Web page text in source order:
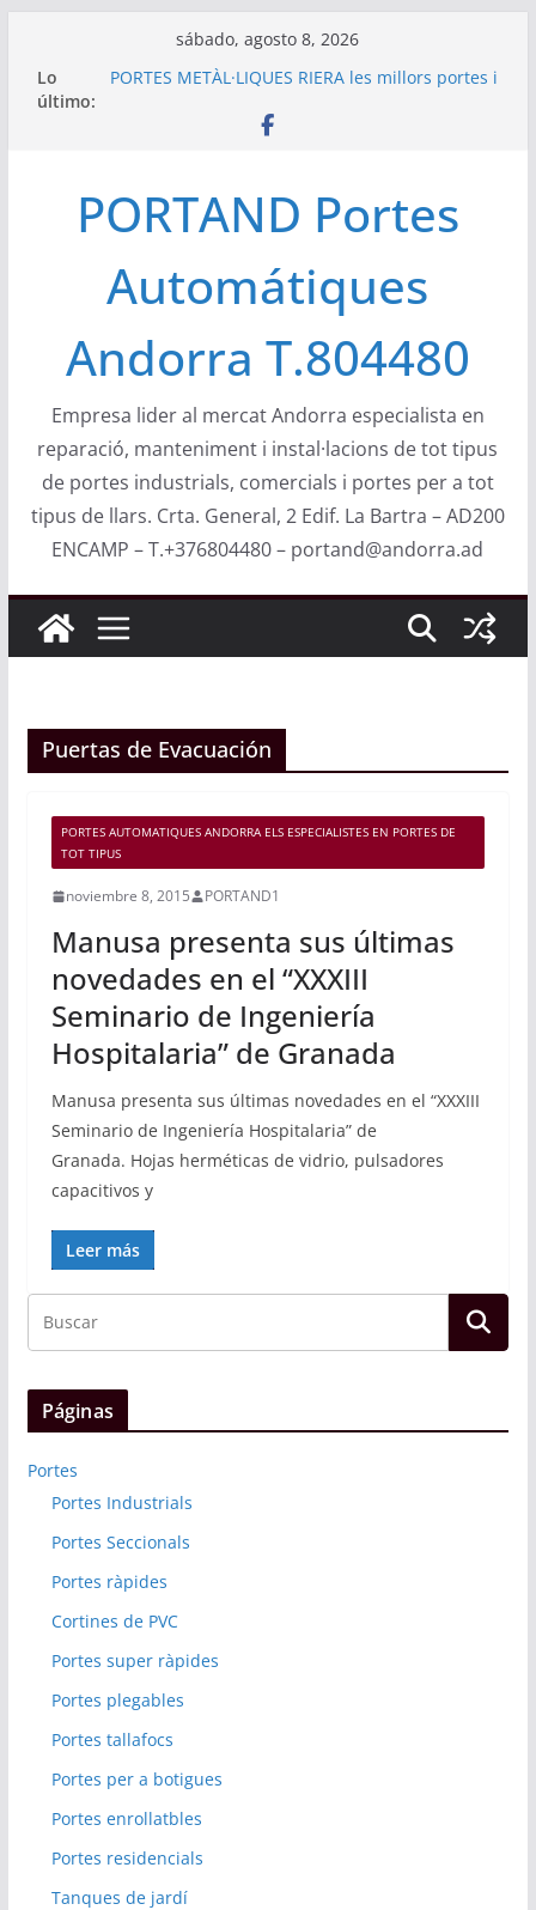
contenido
sábado, agosto 8, 2026
Lo
último:
PORTES METÀL·LIQUES RIERA les millors portes i
Portand portes industrials Àngel Mir a Andorra
apilables verticales de uso industrial
configurable, con poca ocupación de espacio
Bisbal, S.L. Angel Mir son puertas versátiles
DEA System ha creado DEA Electron una
empresa que desarrolla y produce electrónica
de elevada calidad
PORTAND Portes
Automátiques
Andorra T.804480
Empresa lider al mercat Andorra especialista en
reparació, manteniment i instal·lacions de tot tipus
de portes industrials, comercials i portes per a tot
tipus de llars. Crta. General, 2 Edif. La Bartra – AD200
ENCAMP – T.+376804480 – portand@andorra.ad
Puertas de Evacuación
PORTES AUTOMATIQUES ANDORRA ELS ESPECIALISTES EN PORTES DE
TOT TIPUS
noviembre 8, 2015 PORTAND1
Manusa presenta sus últimas
novedades en el “XXXIII
Seminario de Ingeniería
Hospitalaria” de Granada
Manusa presenta sus últimas novedades en el “XXXIII
Seminario de Ingeniería Hospitalaria” de
Granada. Hojas herméticas de vidrio, pulsadores
capacitivos y
Leer más
Páginas
Portes
Portes Industrials
Portes Seccionals
Portes ràpides
Cortines de PVC
Portes super ràpides
Portes plegables
Portes tallafocs
Portes per a botigues
Portes enrollatbles
Portes residencials
Tanques de jardí